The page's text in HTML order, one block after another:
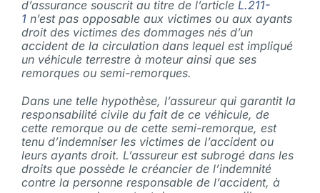
d’assurance souscrit au titre de l’article L.211-
1 n’est pas opposable aux victimes ou aux ayants
droit des victimes des dommages nés d’un
accident de la circulation dans lequel est impliqué
un véhicule terrestre à moteur ainsi que ses
remorques ou semi-remorques.
Dans une telle hypothèse, l’assureur qui garantit la
responsabilité civile du fait de ce véhicule, de
cette remorque ou de cette semi-remorque, est
tenu d’indemniser les victimes de l’accident ou
leurs ayants droit. L’assureur est subrogé dans les
droits que possède le créancier de l’indemnité
contre la personne responsable de l’accident, à